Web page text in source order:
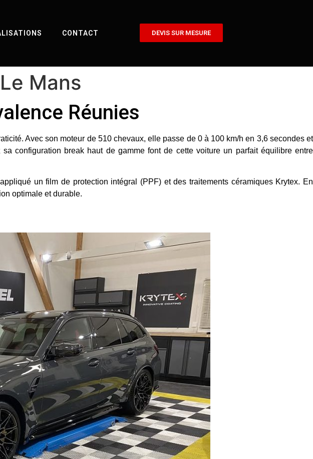
CONTACT DEVIS SUR MESURE
Mans
Réunies
Avec son moteur de 510 chevaux, elle passe de 0 à 100 km/h en 3,6 secondeset
configuration break haut de gamme font de cette voiture un parfait équilibre entre
appliqué unfilm de protection intégral (PPF) et destraitements céramiques Krytex. En
optimale et durable.